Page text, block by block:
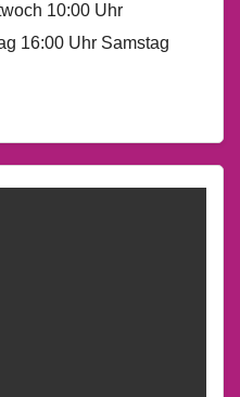
10:00 Uhr
16:00 Uhr Samstag